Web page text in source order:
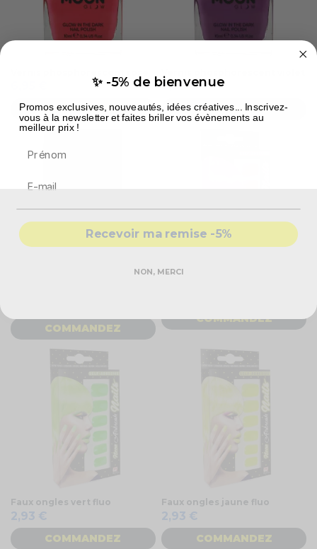
COMMANDEZ
6,95 €
COMMANDEZ
COMMANDEZ
COMMANDEZ
Faux ongles vert fluo
2,93 €
COMMANDEZ
Faux ongles jaune fluo
2,93 €
COMMANDEZ
✨ -5% de bienvenue
Promos exclusives, nouveautés, idées créatives... Inscrivez-
vous à la newsletter et faites briller vos évènements au
meilleur prix !
Prénom
Recevoir ma remise -5%
NON, MERCI